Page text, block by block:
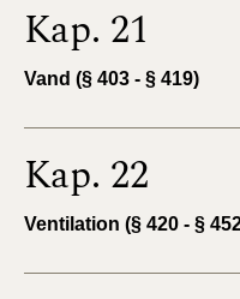
Kap. 21
Vand (§ 403 - § 419)
Kap. 22
Ventilation (§ 420 - §